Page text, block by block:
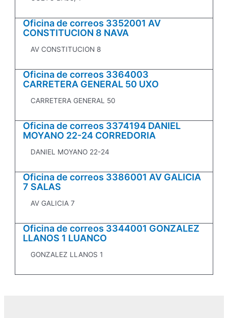
Oficina de correos 3352001 AV
CONSTITUCION 8 NAVA
AV CONSTITUCION 8
Oficina de correos 3364003
CARRETERA GENERAL 50 UXO
CARRETERA GENERAL 50
Oficina de correos 3374194 DANIEL
MOYANO 22-24 CORREDORIA
DANIEL MOYANO 22-24
Oficina de correos 3386001 AV GALICIA
7 SALAS
AV GALICIA 7
Oficina de correos 3344001 GONZALEZ
LLANOS 1 LUANCO
GONZALEZ LLANOS 1